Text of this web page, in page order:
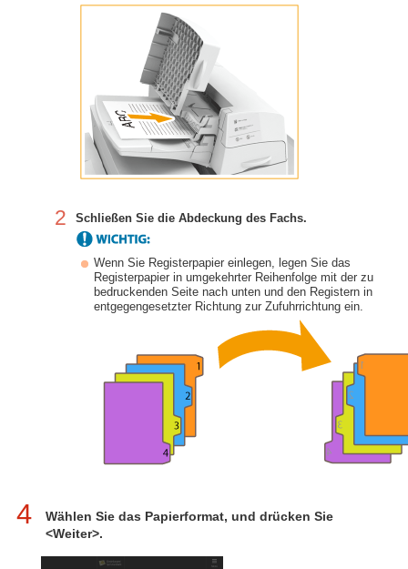
2 Schließen Sie die Abdeckung des Fachs.
Wenn Sie Registerpapier einlegen, legen Sie das
Registerpapier in umgekehrter Reihenfolge mit der zu
bedruckenden Seite nach unten und den Registern in
entgegengesetzter Richtung zur Zufuhrrichtung ein.
4
Wählen Sie das Papierformat, und drücken Sie
<Weiter>.